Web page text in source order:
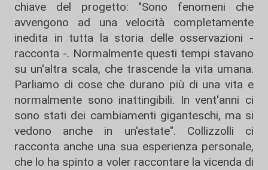
chiave del progetto: "Sono fenomeni che
avvengono ad una velocità completamente
inedita in tutta la storia delle osservazioni -
racconta -. Normalmente questi tempi stavano
su un'altra scala, che trascende la vita umana.
Parliamo di cose che durano più di una vita e
normalmente sono inattingibili. In vent'anni ci
sono stati dei cambiamenti giganteschi, ma si
vedono anche in un'estate". Collizzolli ci
racconta anche una sua esperienza personale,
che lo ha spinto a voler raccontare la vicenda di